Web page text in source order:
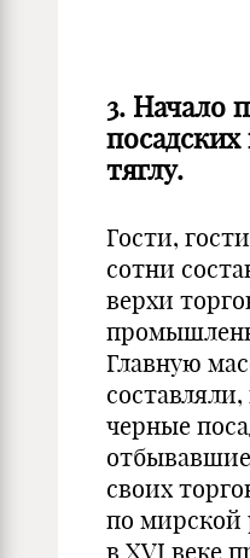
3. Начало
тяглу.
Гости,
сотни
верхи
Главную
черные
своих
по мирской
в XVI веке